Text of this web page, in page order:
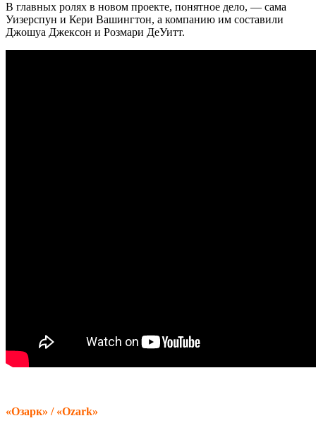
В главных ролях в новом проекте, понятное дело, — сама
Уизерспун и Кери Вашингтон, а компанию им составили
Джошуа Джексон и Розмари ДеУитт.
«Озарк» / «Ozark»